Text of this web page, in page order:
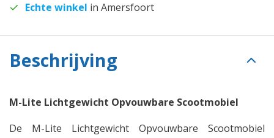
Echte winkel in Amersfoort
Beschrijving
M-Lite Lichtgewicht Opvouwbare Scootmobiel
De M-Lite Lichtgewicht Opvouwbare Scootmobiel